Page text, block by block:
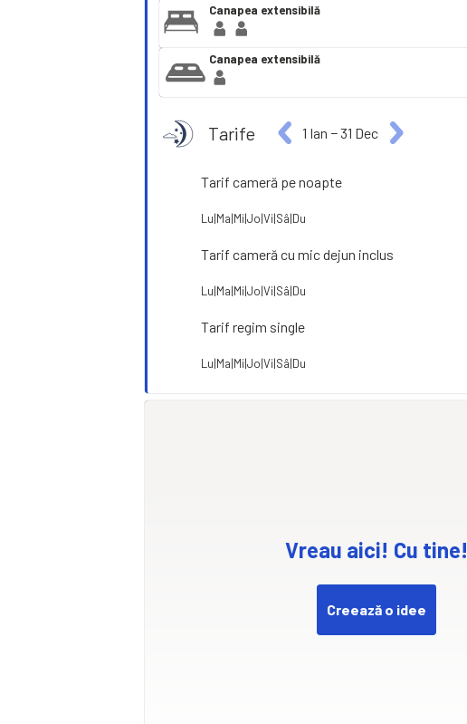
Canapea extensibilă
Canapea extensibilă
Tarife 1 Ian −31 Dec
Tarif cameră pe noapte
Lu|Ma|Mi|Jo|Vi|Sâ|Du
Tarif cameră cu mic dejun inclus
Lu|Ma|Mi|Jo|Vi|Sâ|Du
Tarif regim single
Lu|Ma|Mi|Jo|Vi|Sâ|Du
Vreau aici! Cu tine!
Creează o idee